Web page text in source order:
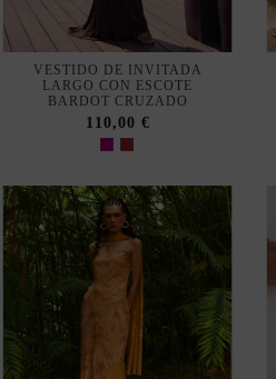
VESTIDO LARGO
ESTAMPADO MOSTAZA
PARA INVITADA CON FALDA
FLUIDA
205,00 €